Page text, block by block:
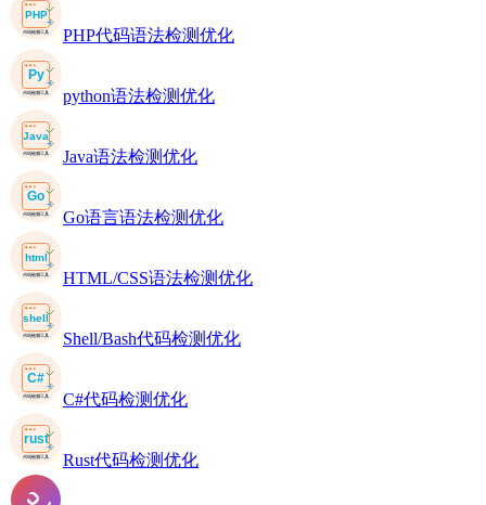
PHP代码语法检测优化
python语法检测优化
Java语法检测优化
Go语言语法检测优化
HTML/CSS语法检测优化
Shell/Bash代码检测优化
C#代码检测优化
Rust代码检测优化